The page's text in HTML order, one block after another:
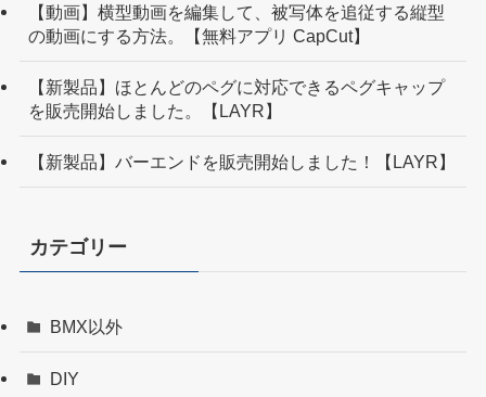
【動画】横型動画を編集して、被写体を追従する縦型
の動画にする方法。【無料アプリ CapCut】
【新製品】ほとんどのペグに対応できるペグキャップ
を販売開始しました。【LAYR】
【新製品】バーエンドを販売開始しました！【LAYR】
カテゴリー
BMX以外
DIY